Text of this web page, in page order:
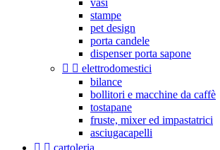
vasi
stampe
pet design
porta candele
dispenser porta sapone
  elettrodomestici
bilance
bollitori e macchine da caffè
tostapane
fruste, mixer ed impastatrici
asciugacapelli
  cartoleria